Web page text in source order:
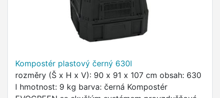
Kompostér plastový černý 630l
rozměry (Š x H x V): 90 x 91 x 107 cm obsah: 630
l hmotnost: 9 kg barva: černá Kompostér